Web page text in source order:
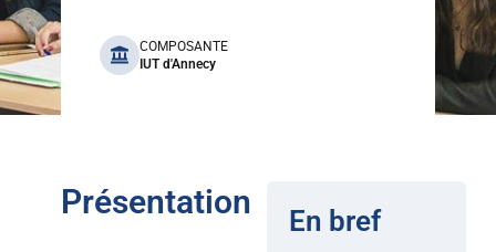
benefits
COMPOSANTE
IUT d'Annecy
Présentation En bref